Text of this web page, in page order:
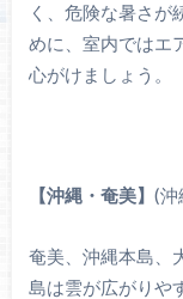
く、危険な暑さが
めに、室内ではエ
心がけましょう。
【沖縄・奄美】 (沖
奄美、沖縄本島、
島は雲が広がりや